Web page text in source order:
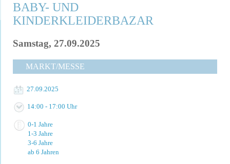
BABY- UND
KINDERKLEIDERBAZAR
Samstag, 27.09.2025
MARKT/MESSE
27.09.2025
14:00 - 17:00 Uhr
0-1 Jahre
1-3 Jahre
3-6 Jahre
ab 6 Jahren